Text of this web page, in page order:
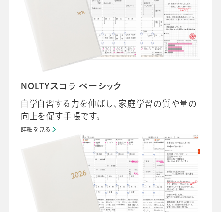
NOLTYスコラ ベーシック
自学自習する力を伸ばし、家庭学習の質や量の
向上を促す手帳です。
詳細を見る